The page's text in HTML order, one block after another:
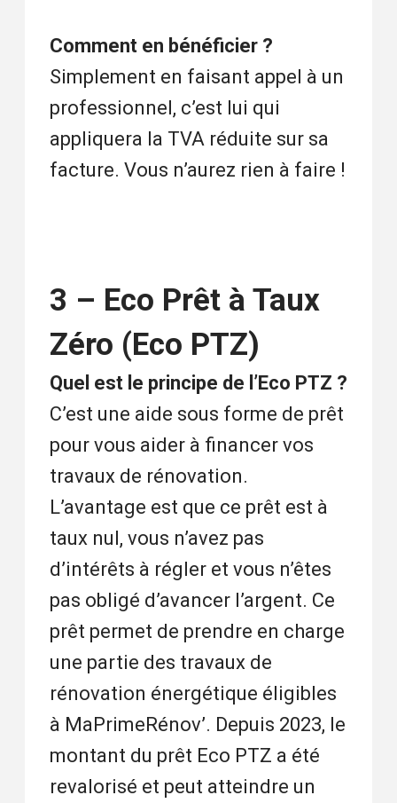
Comment en bénéficier ?
Simplement en faisant appel à un
professionnel, c’est lui qui
appliquera la TVA réduite sur sa
facture. Vous n’aurez rien à faire !
3 – Eco Prêt à Taux
Zéro (Eco PTZ)
Quel est le principe de l’Eco PTZ ?
C’est une aide sous forme de prêt
pour vous aider à financer vos
travaux de rénovation.
L’avantage est que ce prêt est à
taux nul, vous n’avez pas
d’intérêts à régler et vous n’êtes
pas obligé d’avancer l’argent. Ce
prêt permet de prendre en charge
une partie des travaux de
rénovation énergétique éligibles
à MaPrimeRénov’. Depuis 2023, le
montant du prêt Eco PTZ a été
revalorisé et peut atteindre un